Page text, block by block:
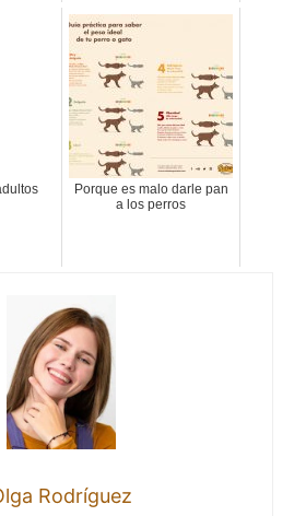
Porque es malo darle pan
a los perros
Rodríguez